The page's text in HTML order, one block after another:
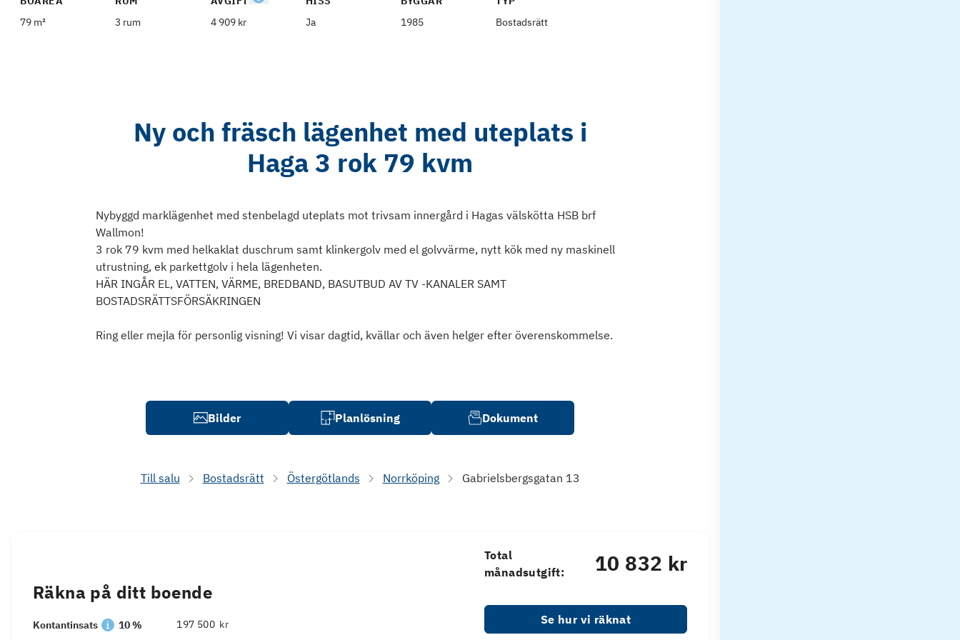
79 m²
3 rum
4 909 kr
Ja
1985
Bostadsrätt
Ny och fräsch lägenhet med uteplats i
Haga 3 rok 79 kvm
Nybyggd marklägenhet med stenbelagd uteplats mot trivsam innergård i Hagas välskötta HSB brf
Wallmon!
3 rok 79 kvm med helkaklat duschrum samt klinkergolv med el golvvärme, nytt kök med ny maskinell
utrustning, ek parkettgolv i hela lägenheten.
HÄR INGÅR EL, VATTEN, VÄRME, BREDBAND, BASUTBUD AV TV -KANALER SAMT
BOSTADSRÄTTSFÖRSÄKRINGEN
Ring eller mejla för personlig visning! Vi visar dagtid, kvällar och även helger efter överenskommelse.
Bilder Planlösning Dokument
Till salu Bostadsrätt Östergötlands Norrköping Gabrielsbergsgatan 13
Räkna på ditt boende
Kontantinsats 10 % kr
Total
månadsutgift:
10 832 kr
Se hur vi räknat